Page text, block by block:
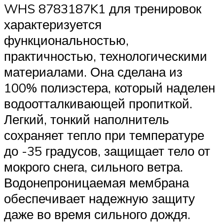
WHS 8783187K1 для тренировок
характеризуется
функциональностью,
практичностью, технологическими
материалами. Она сделана из
100% полиэстера, который наделен
водоотталкивающей пропиткой.
Легкий, тонкий наполнитель
сохраняет тепло при температуре
до -35 градусов, защищает тело от
мокрого снега, сильного ветра.
Водонепроницаемая мембрана
обеспечивает надежную защиту
даже во время сильного дождя.